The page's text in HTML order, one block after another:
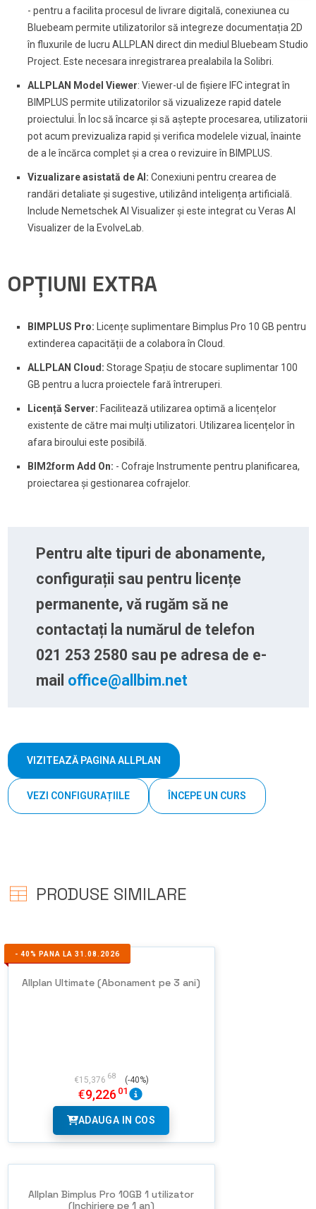
- pentru a facilita procesul de livrare digitală, conexiunea cu
Bluebeam permite utilizatorilor să integreze documentația 2D
în fluxurile de lucru ALLPLAN direct din mediul Bluebeam Studio
Project. Este necesara inregistrarea prealabila la Solibri.
ALLPLAN Model Viewer: Viewer-ul de fișiere IFC integrat în
BIMPLUS permite utilizatorilor să vizualizeze rapid datele
proiectului. În loc să încarce și să aștepte procesarea, utilizatorii
pot acum previzualiza rapid și verifica modelele vizual, înainte
de a le încărca complet și a crea o revizuire în BIMPLUS.
Vizualizare asistată de AI: Conexiuni pentru crearea de
randări detaliate și sugestive, utilizând inteligența artificială.
Include Nemetschek AI Visualizer și este integrat cu Veras AI
Visualizer de la EvolveLab.
OPȚIUNI EXTRA
BIMPLUS Pro: Licențe suplimentare Bimplus Pro 10 GB pentru
extinderea capacității de a colabora în Cloud.
ALLPLAN Cloud: Storage Spațiu de stocare suplimentar 100
GB pentru a lucra proiectele fară întreruperi.
Licență Server: Facilitează utilizarea optimă a licențelor
existente de către mai mulți utilizatori. Utilizarea licențelor în
afara biroului este posibilă.
BIM2form Add On: - Cofraje Instrumente pentru planificarea,
proiectarea și gestionarea cofrajelor.
Pentru alte tipuri de abonamente,
configurații sau pentru licențe
permanente, vă rugăm să ne
contactați la numărul de telefon
021 253 2580 sau pe adresa de e-
mail office@allbim.net
VIZITEAZĂ PAGINA ALLPLAN
VEZI CONFIGURAȚIILE ÎNCEPE UN CURS
PRODUSE SIMILARE
- 40% PANA LA 31.08.2026
Allplan Ultimate (Abonament pe 3 ani)
€15,376 68 (-40%)
€9,226 01
ADAUGA IN COS
Allplan Bimplus Pro 10GB 1 utilizator
(Inchiriere pe 1 an)